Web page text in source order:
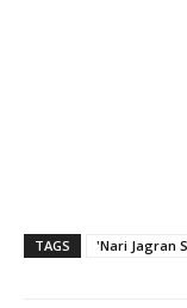
TAGS 'Nari Jagran